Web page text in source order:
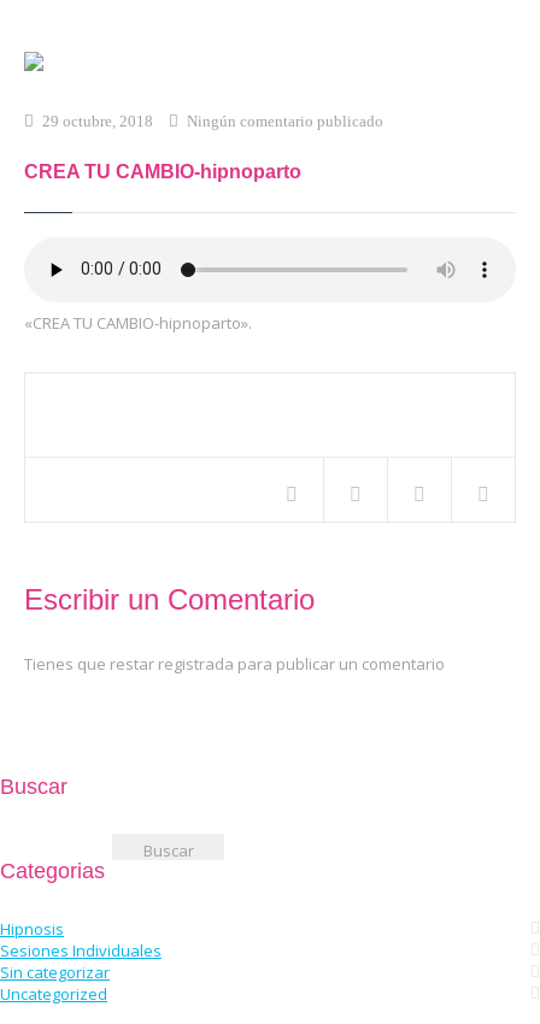
Inicio
29 octubre, 2018 Ningún comentario publicado
CREA TU CAMBIO-hipnoparto
«CREA TU CAMBIO-hipnoparto».
Escribir un Comentario
Tienes que restar registrada para publicar un comentario
Buscar
Categorias
Hipnosis
Sesiones Individuales
Sin categorizar
Uncategorized